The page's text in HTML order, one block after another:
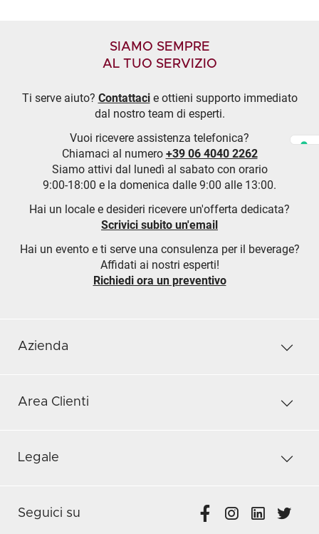
SIAMO SEMPRE
AL TUO SERVIZIO
Ti serve aiuto? Contattacie ottieni supporto immediato
dal nostro team di esperti.
Vuoi ricevere assistenza telefonica?
Chiamaci al numero +39 06 4040 2262
Siamo attivi dal lunedì al sabato con orario
9:00-18:00 e la domenica dalle 9:00 alle 13:00.
Hai un locale e desideri ricevere un'offerta dedicata?
Scrivici subito un'email
Hai un evento e ti serve una consulenza per il beverage?
Affidati ai nostri esperti!
Richiedi ora un preventivo
Azienda
Area Clienti
Legale
Seguici su